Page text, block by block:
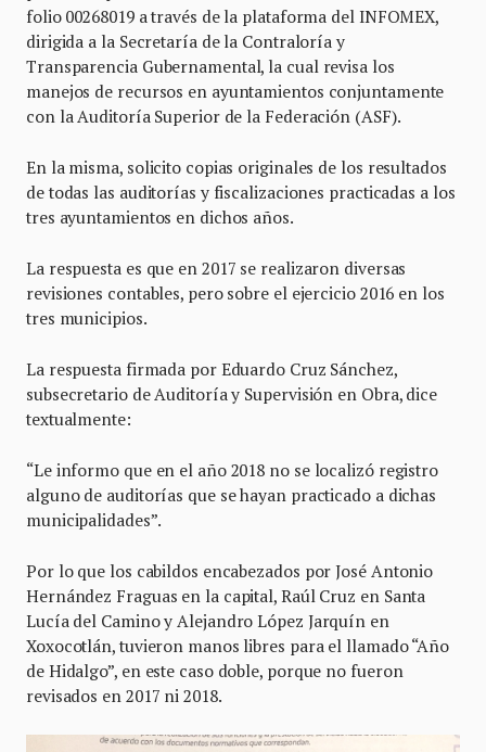
folio 00268019 a través de la plataforma del INFOMEX,
dirigida a la Secretaría de la Contraloría y
Transparencia Gubernamental, la cual revisa los
manejos de recursos en ayuntamientos conjuntamente
con la Auditoría Superior de la Federación (ASF).
En la misma, solicito copias originales de los resultados
de todas las auditorías y fiscalizaciones practicadas a los
tres ayuntamientos en dichos años.
La respuesta es que en 2017 se realizaron diversas
revisiones contables, pero sobre el ejercicio 2016 en los
tres municipios.
La respuesta firmada por Eduardo Cruz Sánchez,
subsecretario de Auditoría y Supervisión en Obra, dice
textualmente:
“Le informo que en el año 2018 no se localizó registro
alguno de auditorías que se hayan practicado a dichas
municipalidades”.
Por lo que los cabildos encabezados por José Antonio
Hernández Fraguas en la capital, Raúl Cruz en Santa
Lucía del Camino y Alejandro López Jarquín en
Xoxocotlán, tuvieron manos libres para el llamado “Año
de Hidalgo”, en este caso doble, porque no fueron
revisados en 2017 ni 2018.